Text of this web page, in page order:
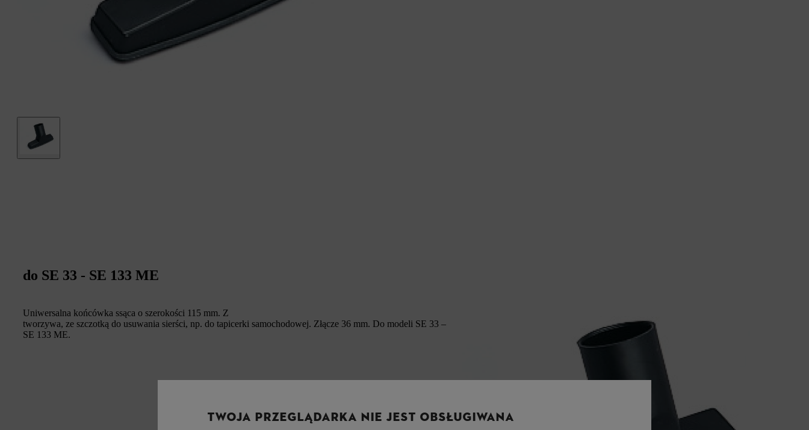
do SE 33 - SE 133 ME
Uniwersalna końcówka ssąca o szerokości 115 mm. Z
tworzywa, ze szczotką do usuwania sierści, np. do tapicerki samochodowej. Złącze 36 mm. Do modeli SE 33 –
SE 133 ME.
TWOJA PRZEGLĄDARKA NIE JEST OBSŁUGIWANA